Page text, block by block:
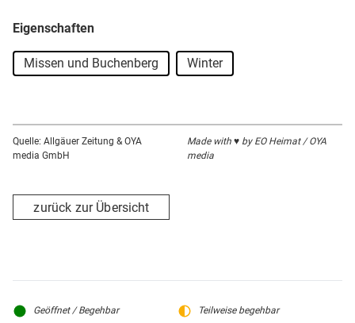
Eigenschaften
Missen und Buchenberg Winter
Quelle: Allgäuer Zeitung & OYA
media GmbH
Made with ♥ by EO Heimat / OYA
media
zurück zur Übersicht
Geöffnet / Begehbar Teilweise begehbar